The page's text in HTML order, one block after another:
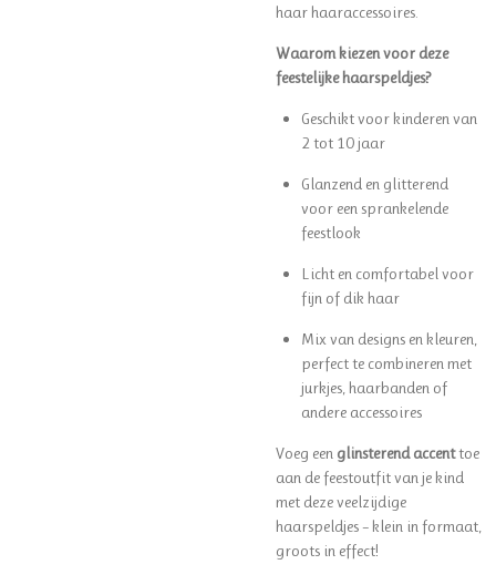
haar haaraccessoires.
Waarom kiezen voor deze
feestelijke haarspeldjes?
Geschikt voor kinderen van
2 tot 10 jaar
Glanzend en glitterend
voor een sprankelende
feestlook
Licht en comfortabel voor
fijn of dik haar
Mix van designs en kleuren,
perfect te combineren met
jurkjes, haarbanden of
andere accessoires
Voeg een glinsterend accenttoe
aan de feestoutfit van je kind
met deze veelzijdige
haarspeldjes – klein in formaat,
groots in effect!